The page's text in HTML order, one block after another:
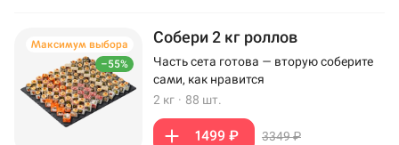
–55%
Максимум выбора Собери 2 кг роллов
Часть сета готова — вторую соберите
сами, как нравится
2 кг · 88 шт.
1499 ₽ 3349 ₽